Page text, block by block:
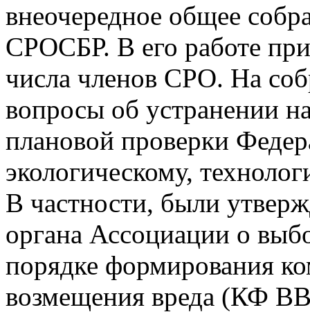
внеочередное общее
СРОСБР. В его работе
числа членов СРО. На
вопросы об устранении
плановой проверки
экологическому,
В частности, были
органа Ассоциации о
порядке формирования
возмещения вреда (КФ